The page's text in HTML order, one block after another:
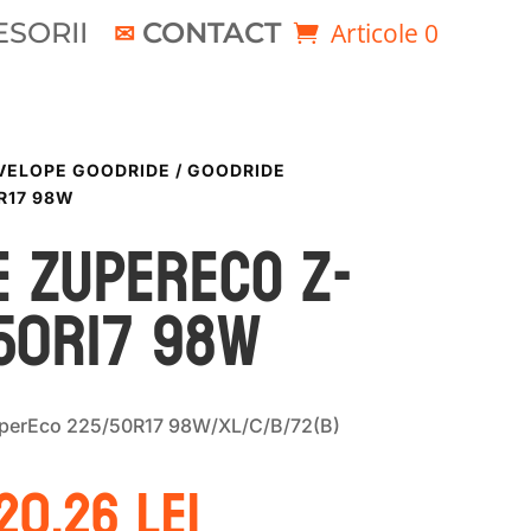
CONTACT Articole 0
GOODRIDE / GOODRIDE
98W
ZUPERECO Z-
98W
225/50R17 98W/XL/C/B/72(B)